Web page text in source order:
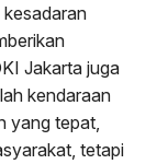
kesadaran
Jakarta juga
kendaraan
yang tepat,
tetapi